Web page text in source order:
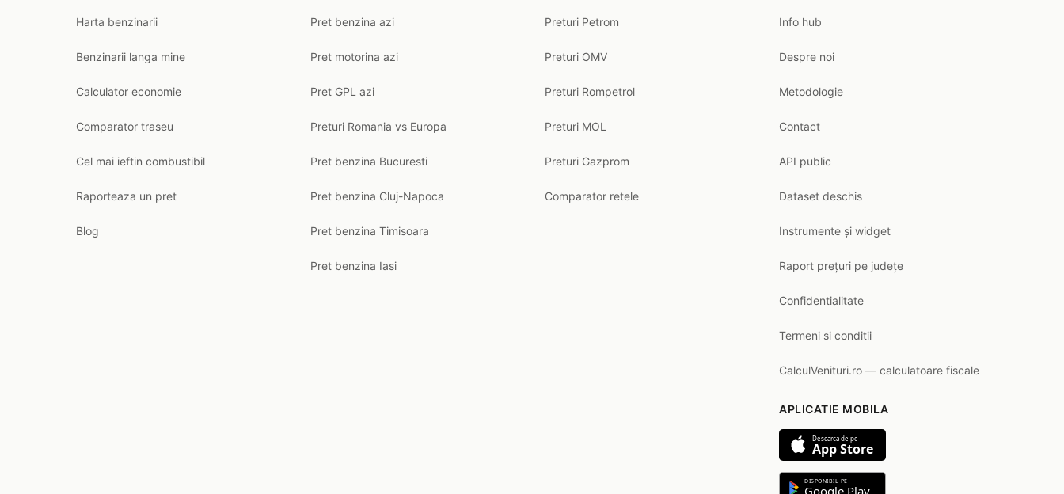
Harta benzinarii
Benzinarii langa mine
Calculator economie
Comparator traseu
Cel mai ieftin combustibil
Raporteaza un pret
Blog
Pret benzina azi
Pret motorina azi
Pret GPL azi
Preturi Romania vs Europa
Pret benzina Bucuresti
Pret benzina Cluj-Napoca
Pret benzina Timisoara
Pret benzina Iasi
Preturi Petrom
Preturi OMV
Preturi Rompetrol
Preturi MOL
Preturi Gazprom
Comparator retele
Info hub
Despre noi
Metodologie
Contact
API public
Dataset deschis
Instrumente și widget
Raport prețuri pe județe
Confidentialitate
Termeni si conditii
CalculVenituri.ro — calculatoare fiscale
APLICATIE MOBILA
Descarca de pe
App Store
DISPONIBIL PE
Google Play